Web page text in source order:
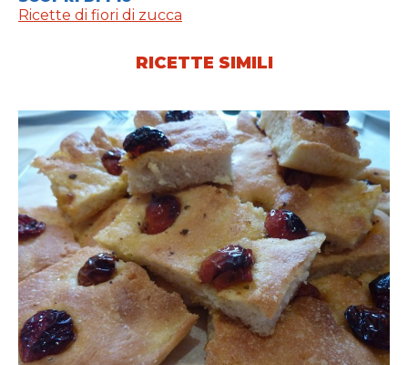
Ricette di fiori di zucca
RICETTE SIMILI